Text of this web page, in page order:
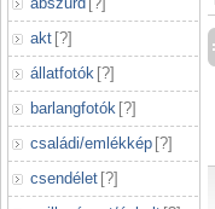
akt [?]
állatfotók [?]
barlangfotók [?]
családi/emlékkép [?]
csendélet [?]